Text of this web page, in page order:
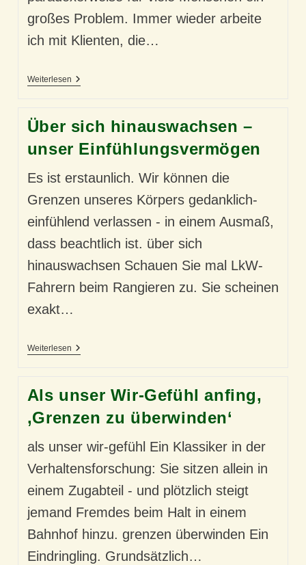
großes Problem. Immer wieder arbeite
ich mit Klienten, die…
WeiterlesenUnsere
Unsere
Angst
Über sich hinauswachsen –
unser Einfühlungsvermögen
Es ist erstaunlich. Wir können die
Grenzen unseres Körpers gedanklich-
einfühlend verlassen - in einem Ausmaß,
dass beachtlich ist. über sich
hinauswachsen Schauen Sie mal LkW-
Fahrern beim Rangieren zu. Sie scheinen
exakt…
WeiterlesenÜber
Unser
Einfühlungsvermögen
Als unser Wir-Gefühl anfing,
‚Grenzen zu überwinden‘
als unser wir-gefühl Ein Klassiker in der
Verhaltensforschung: Sie sitzen allein in
einem Zugabteil - und plötzlich steigt
jemand Fremdes beim Halt in einem
Bahnhof hinzu. grenzen überwinden Ein
Eindringling. Grundsätzlich…